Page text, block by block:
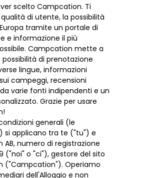
scelto Campcation. Ti
di utente, la possibilità
tramite un portale di
e informazione il più
Campcation mette a
possibilità di prenotazione
lingue, informazioni
campeggi, recensioni
varie fonti indipendenti e un
Grazie per usare
generali (le
si applicano tra te ("tu") e
AB, numero di registrazione
("noi" o "ci"), gestore del sito
("Campcation"). Operiamo
dell'Alloggio e non